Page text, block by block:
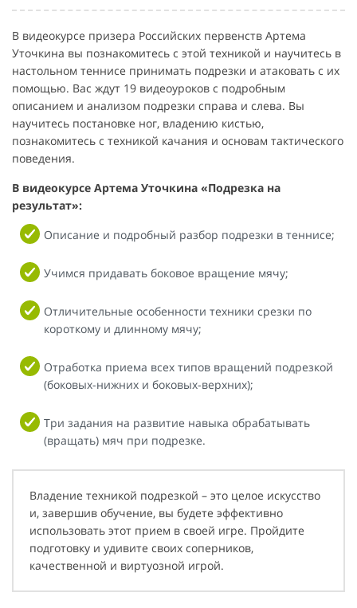
В видеокурсе призера Российских первенств Артема
Уточкина вы познакомитесь с этой техникой и научитесь в
настольном теннисе принимать подрезки и атаковать с их
помощью. Вас ждут 19 видеоуроков с подробным
описанием и анализом подрезки справа и слева. Вы
научитесь постановке ног, владению кистью,
познакомитесь с техникой качания и основам тактического
поведения.
В видеокурсе Артема Уточкина «Подрезка на
результат»:
Описание и подробный разбор подрезки в теннисе;
Учимся придавать боковое вращение мячу;
Отличительные особенности техники срезки по
короткому и длинному мячу;
Отработка приема всех типов вращений подрезкой
(боковых-нижних и боковых-верхних);
Три задания на развитие навыка обрабатывать
(вращать) мяч при подрезке.
Владение техникой подрезкой – это целое искусство
и, завершив обучение, вы будете эффективно
использовать этот прием в своей игре. Пройдите
подготовку и удивите своих соперников,
качественной и виртуозной игрой.